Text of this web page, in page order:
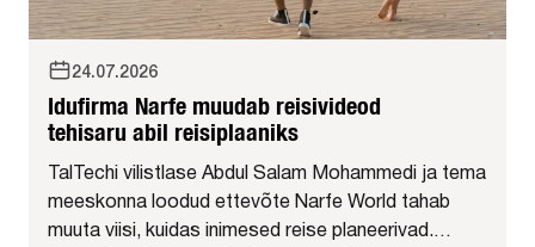
24.07.2026
Idufirma Narfe muudab reisivideod
tehisaru abil reisiplaaniks
TalTechi vilistlase Abdul Salam Mohammedi ja tema
meeskonna loodud ettevõte Narfe World tahab
muuta viisi, kuidas inimesed reise planeerivad.